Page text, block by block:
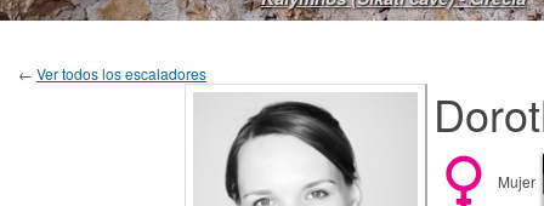
← Ver todos los escaladores
Mujer